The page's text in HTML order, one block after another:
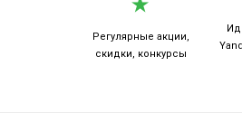
Регулярные акции,
скидки, конкурсы